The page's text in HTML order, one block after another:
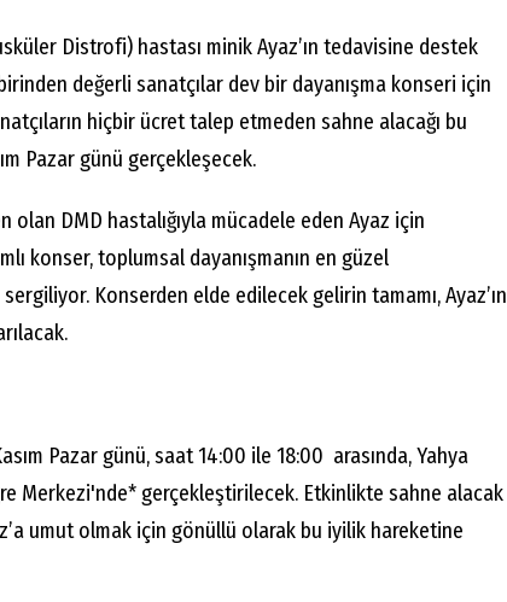
Distrofi) hastası minik Ayaz’ın tedavisine destek
değerli sanatçılar dev bir dayanışma konseri için
hiçbir ücret talep etmeden sahne alacağı bu
Pazar günü gerçekleşecek.
olan DMD hastalığıyla mücadele eden Ayaz için
konser, toplumsal dayanışmanın en güzel
Konserden elde edilecek gelirin tamamı, Ayaz’ın
Pazar günü, saat 14:00 ile 18:00 arasında, Yahya
Merkezi'nde* gerçekleştirilecek. Etkinlikte sahne alacak
umut olmak için gönüllü olarak bu iyilik hareketine